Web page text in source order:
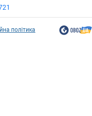
політика